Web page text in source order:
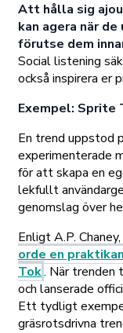
Att hålla sig
kan agera när
förutse dem
Social listening
också inspirera er
Exempel: Sprite
En trend uppstod
experimenterade
för att skapa en
lekfullt
genomslag över
Enligt A.P.
orde en
Tok. När trenden
och lanserade
Ett tydligt
gräsrotsdrivna